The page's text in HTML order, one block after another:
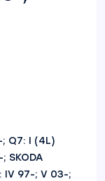
; Q7: I (4L)
SKODA
IV 97-; V 03-;